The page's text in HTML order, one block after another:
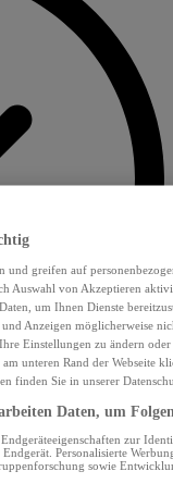
und greifen auf
Auswahl von Akzeptieren
um Ihnen Dienste
Anzeigen möglicherweise
Einstellungen zu ändern
unteren Rand der Webseite
finden Sie in unserer
Daten, um
zur
Personalisierte
sowie